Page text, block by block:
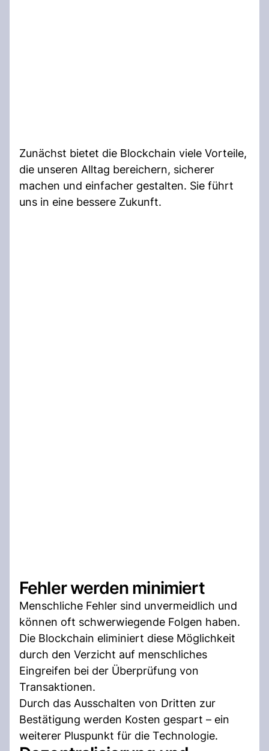
Zunächst bietet die Blockchain viele Vorteile,
die unseren Alltag bereichern, sicherer
machen und einfacher gestalten. Sie führt
uns in eine bessere Zukunft.
Fehler werden minimiert
Menschliche Fehler sind unvermeidlich und
können oft schwerwiegende Folgen haben.
Die Blockchain eliminiert diese Möglichkeit
durch den Verzicht auf menschliches
Eingreifen bei der Überprüfung von
Transaktionen.
Durch das Ausschalten von Dritten zur
Bestätigung werden Kosten gespart – ein
weiterer Pluspunkt für die Technologie.